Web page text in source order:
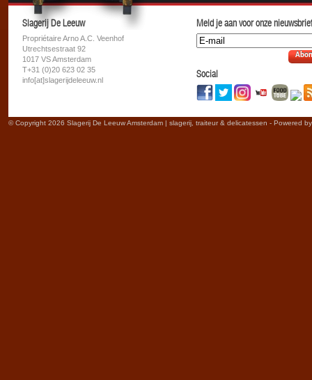
Slagerij De Leeuw
Propriétaire Arno A.C. Veenhof
Utrechtsestraat 92
1017 VS Amsterdam
T+31 (0)20 623 02 35
info[at]slagerijdeleeuw.nl
Meld je aan voor onze
Social
© Copyright 2026 Slagerij De Leeuw Amsterdam | slagerij, traiteur & delicatessen - Powered